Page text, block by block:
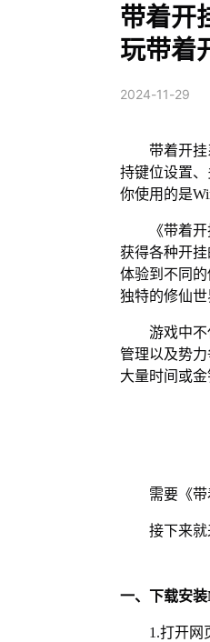
带着开
玩带着
2024-11-29
带着开
持键位设置
你使用的是
《带着
获得各种开
体验到不同
独特的修仙世
游戏中
管理以及势
大量时间或
需要《
接下来
一、下载安
1.打开网